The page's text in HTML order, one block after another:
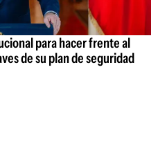
para hacer frente al
de su plan de seguridad